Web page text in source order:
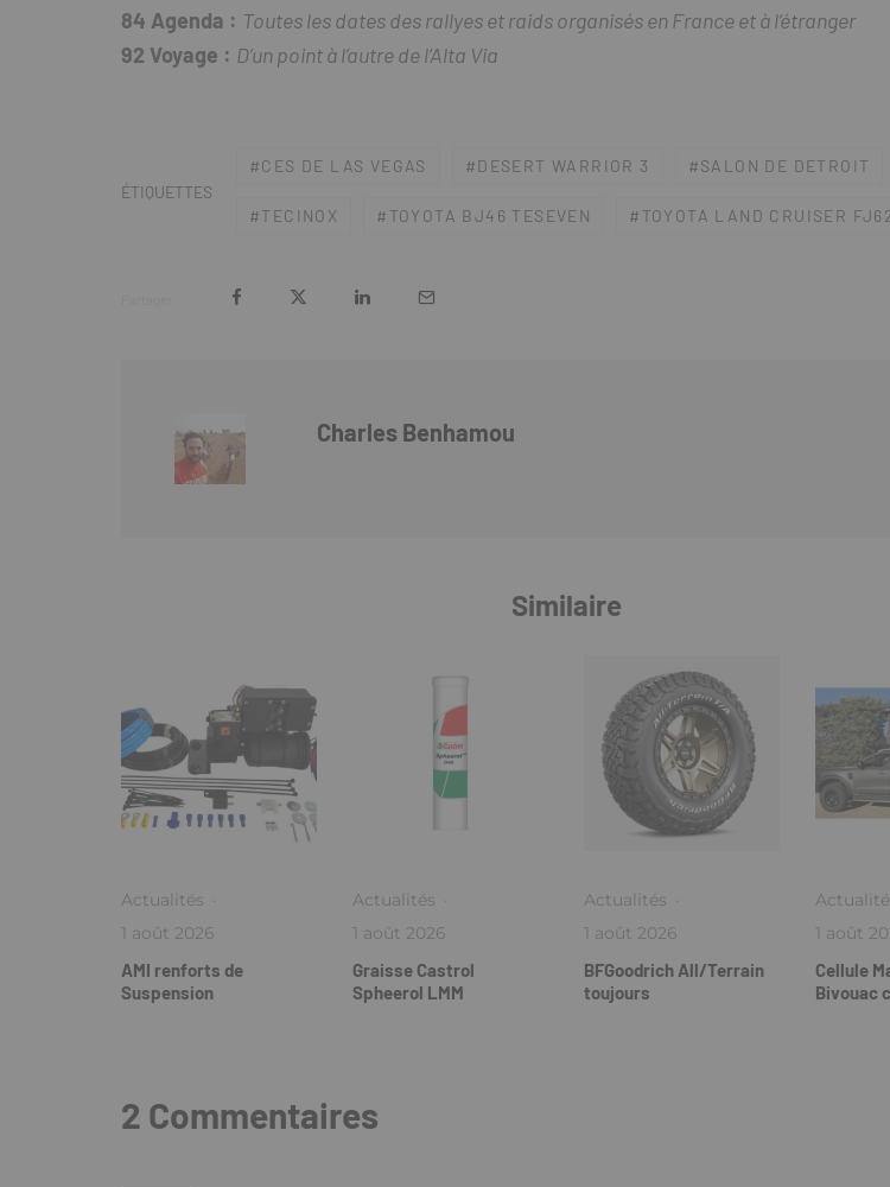
84 Agenda : Toutes les dates des rallyes et raids organisés en France et à l’étranger
92 Voyage : D’un point à l’autre de l’Alta Via
ÉTIQUETTES
CES DE LAS VEGAS DESERT WARRIOR 3 SALON DE DETROIT
TECINOX TOYOTA BJ46 TESEVEN TOYOTA LAND CRUISER
Charles Benhamou
Similaire
Actualités ·
1 août 2026
AMI renforts de
Suspension
Actualités ·
1 août 2026
Graisse Castrol
Spheerol LMM
Actualités ·
1 août 2026
BFGoodrich All/Terrain
toujours
1 août
Cellule
Bivouac
2 Commentaires